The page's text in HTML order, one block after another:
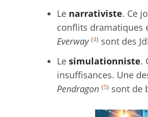
Le narrativiste. Ce
conflits dramatiques
Everway (4) sont des
Le simulationniste.
insuffisances. Une
Pendragon (5) sont de